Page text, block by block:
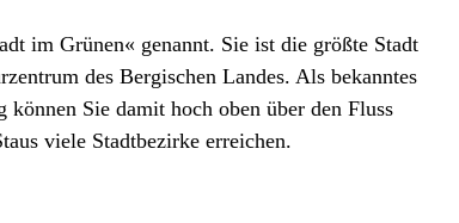
im Grünen« genannt. Sie ist die größte Stadt
des Bergischen Landes. Als bekanntes
Sie damit hoch oben über den Fluss
viele Stadtbezirke erreichen.